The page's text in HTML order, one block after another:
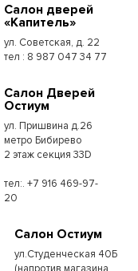
Салон дверей
«Капитель»
ул. Советская, д. 22
тел : 8 987 047 34 77
Салон Дверей
Остиум
ул. Пришвина д.26
метро Бибирево
2 этаж секция 33D
тел:. +7 916 469-97-
20
Салон Остиум
ул.Студенческая 40Б
(напротив магазина